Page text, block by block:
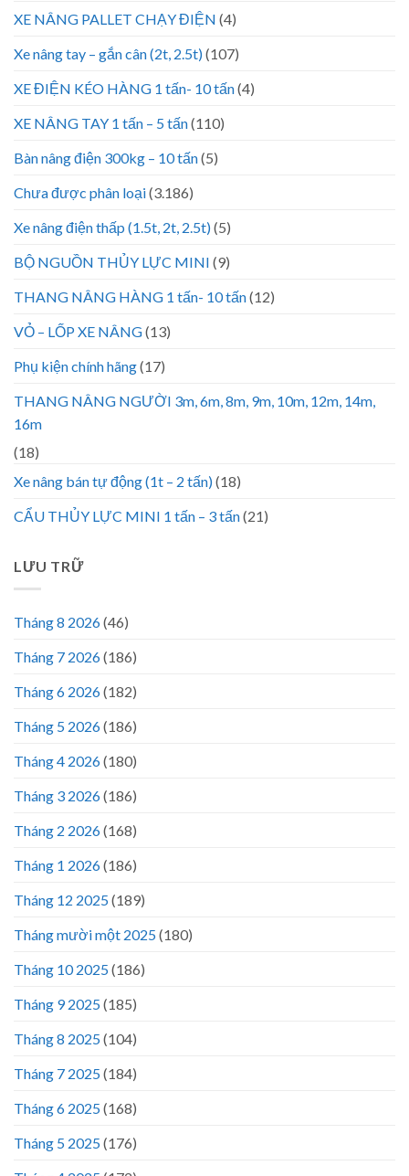
XE NÂNG PALLET CHẠY ĐIỆN (4)
Xe nâng tay – gắn cân (2t, 2.5t)(107)
XE ĐIỆN KÉO HÀNG 1 tấn- 10 tấn(4)
XE NÂNG TAY 1 tấn – 5 tấn(110)
Bàn nâng điện 300kg – 10 tấn(5)
Chưa được phân loại(3.186)
Xe nâng điện thấp (1.5t, 2t, 2.5t)(5)
BỘ NGUỒN THỦY LỰC MINI (9)
THANG NÂNG HÀNG 1 tấn- 10 tấn(12)
VỎ – LỐP XE NÂNG(13)
Phụ kiện chính hãng(17)
THANG NÂNG NGƯỜI 3m, 6m, 8m, 9m, 10m, 12m, 14m,
16m
(18)
Xe nâng bán tự động (1t – 2 tấn)(18)
CẨU THỦY LỰC MINI 1 tấn – 3 tấn(21)
LƯU TRỮ
Tháng 8 2026(46)
Tháng 7 2026(186)
Tháng 6 2026(182)
Tháng 5 2026(186)
Tháng 4 2026(180)
Tháng 3 2026(186)
Tháng 2 2026(168)
Tháng 1 2026(186)
Tháng 12 2025(189)
Tháng mười một 2025(180)
Tháng 10 2025(186)
Tháng 9 2025(185)
Tháng 8 2025(104)
Tháng 7 2025(184)
Tháng 6 2025(168)
Tháng 5 2025(176)